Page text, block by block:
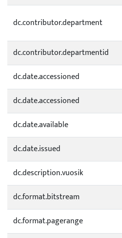
dc.contributor.department
dc.contributor.departmentid
dc.date.accessioned
dc.date.accessioned
dc.date.available
dc.date.issued
dc.description.vuosik
dc.format.bitstream
dc.format.pagerange